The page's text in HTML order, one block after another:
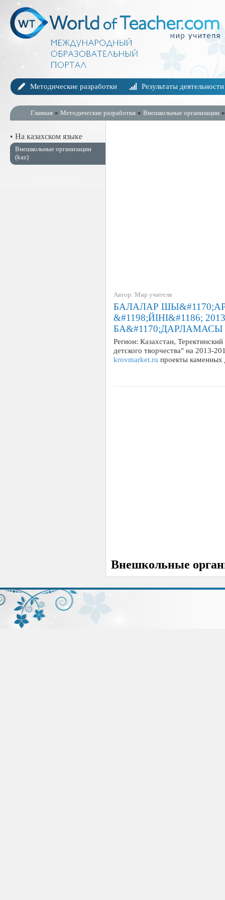
Методические разработки Результаты деятельности
Главная » Методические разработки » Внешкольные организации
• На казахском языке
Внешкольные организации
(kaz)
Автор: Мир учителя
БАЛАЛАР
&#1198;ЙІНІ&#1186;
БА&#1170;ДАРЛАМАСЫ
Регион: Казахстан,
детского творчества" на 2013-
krovmarket.ru проекты
Внешкольные